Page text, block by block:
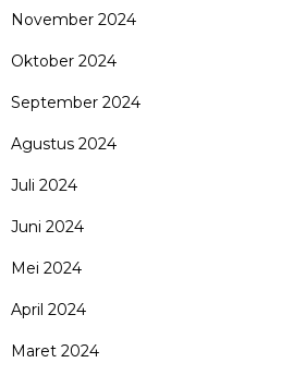
November 2024
Oktober 2024
September 2024
Agustus 2024
Juli 2024
Juni 2024
Mei 2024
April 2024
Maret 2024